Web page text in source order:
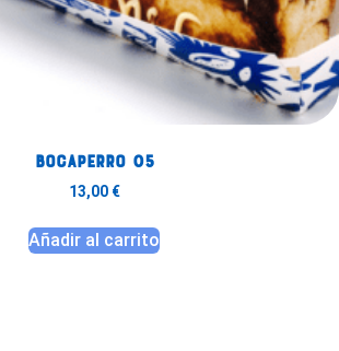
Bocaperro 05
13,00 €
Añadir al carrito